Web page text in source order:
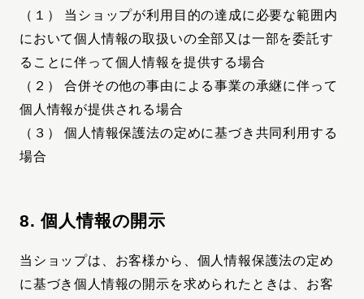
（１） 当ショップが利用目的の達成に必要な範囲内
において個人情報の取扱いの全部又は一部を委託す
ることに伴って個人情報を提供する場合
（２） 合併その他の事由による事業の承継に伴って
個人情報が提供される場合
（３） 個人情報保護法の定めに基づき共同利用する
場合
8. 個人情報の開示
当ショップは、お客様から、個人情報保護法の定め
に基づき個人情報の開示を求められたときは、お客